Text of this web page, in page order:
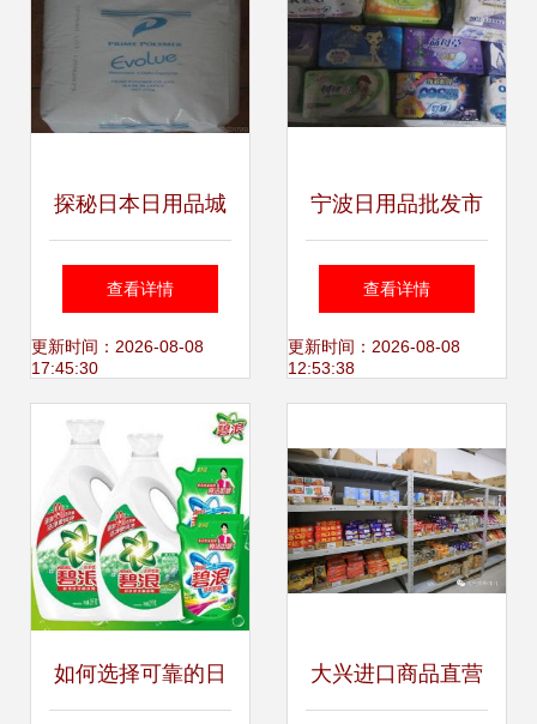
清图_细节图
探秘日本日用品城
供应商、价格趋势
与批发市场全解析
查看详情
更新时间：2026-08-08
17:45:30
宁波日用品批发市
场全攻略 优质供应
与价格指南
查看详情
更新时间：2026-08-08
12:53:38
如何选择可靠的日 大兴进口商品直营